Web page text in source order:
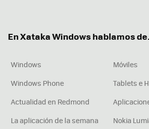
En Xataka Windows hablamos
Windows
Móviles
Windows Phone
Tablets e
Actualidad en Redmond
La aplicación de la semana
Nokia